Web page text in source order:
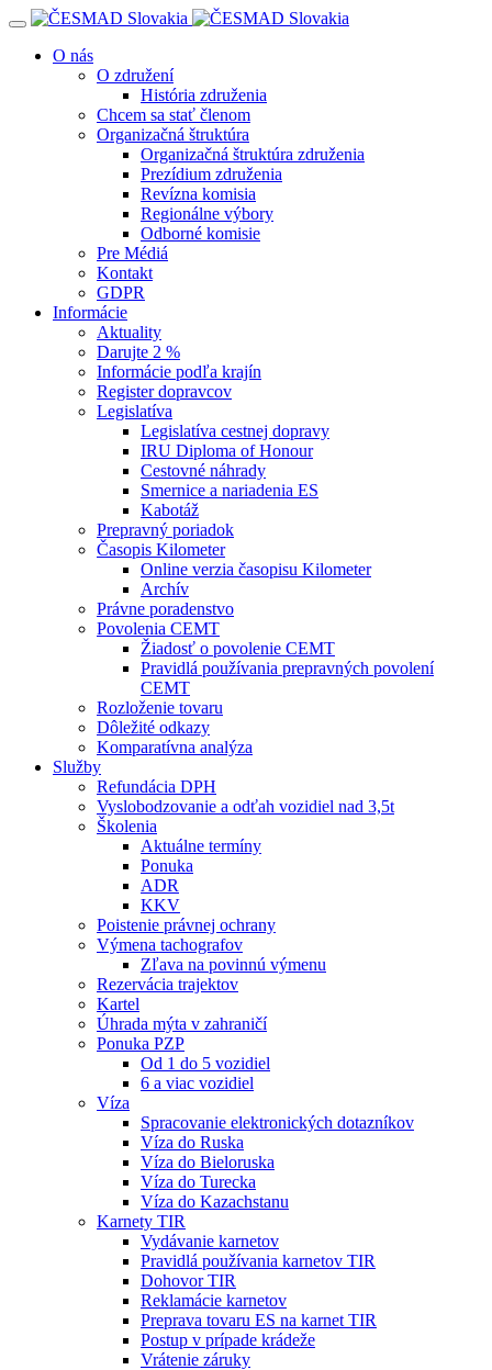
Navigácia
O nás
O združení
História združenia
Chcem sa stať členom
Organizačná štruktúra
Organizačná štruktúra združenia
Prezídium združenia
Revízna komisia
Regionálne výbory
Odborné komisie
Pre Médiá
Kontakt
GDPR
Informácie
Aktuality
Darujte 2 %
Informácie podľa krajín
Register dopravcov
Legislatíva
Legislatíva cestnej dopravy
IRU Diploma of Honour
Cestovné náhrady
Smernice a nariadenia ES
Kabotáž
Prepravný poriadok
Časopis Kilometer
Online verzia časopisu Kilometer
Archív
Právne poradenstvo
Povolenia CEMT
Žiadosť o povolenie CEMT
Pravidlá používania prepravných povolení
CEMT
Rozloženie tovaru
Dôležité odkazy
Komparatívna analýza
Služby
Refundácia DPH
Vyslobodzovanie a odťah vozidiel nad 3,5t
Školenia
Aktuálne termíny
Ponuka
ADR
KKV
Poistenie právnej ochrany
Výmena tachografov
Zľava na povinnú výmenu
Rezervácia trajektov
Kartel
Úhrada mýta v zahraničí
Ponuka PZP
Od 1 do 5 vozidiel
6 a viac vozidiel
Víza
Spracovanie elektronických dotazníkov
Víza do Ruska
Víza do Bieloruska
Víza do Turecka
Víza do Kazachstanu
Karnety TIR
Vydávanie karnetov
Pravidlá používania karnetov TIR
Dohovor TIR
Reklamácie karnetov
Preprava tovaru ES na karnet TIR
Postup v prípade krádeže
Vrátenie záruky